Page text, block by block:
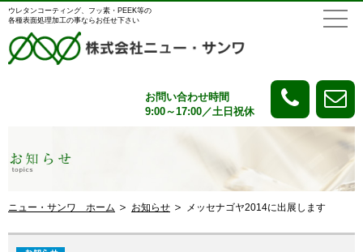
ウレタンコーティング、フッ素・PEEK等の
各種表面処理加工の事ならお任せ下さい
お問い合わせ時間
9:00～17:00／土日祝休
ニュー・サンワ ホーム お知らせ メッセナゴヤ2014に出展します